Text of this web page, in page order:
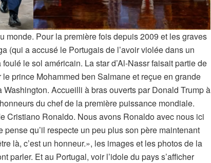
monde. Pour la première fois depuis 2009 et les graves
(qui a accusé le Portugais de l’avoir violée dans un
le sol américain. La star d’Al-Nassr faisait partie de
prince Mohammed ben Salmane et reçue en grande
Accueilli à bras ouverts par Donald Trump à
du chef de la première puissance mondiale.
Cristiano Ronaldo. Nous avons Ronaldo avec nous ici
qu’il respecte un peu plus son père maintenant
là, c’est un honneur.», les images et les photos de la
parler. Et au Portugal, voir l’idole du pays s’afficher